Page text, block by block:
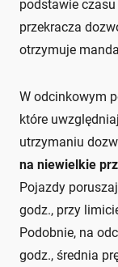
podstawie
przekracza
otrzymuje
W odcinkowym
które
utrzymaniu
na niewielkie
Pojazdy
godz., przy
Podobnie, na
godz., średnia